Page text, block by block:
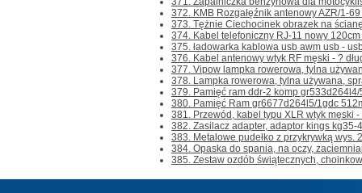
372. KMB Rozgałęźnik antenowy AZR/1-
373. Tężnie Ciechocinek obrazek na
374. Kabel telefoniczny RJ-11 nowy
375. ładowarka kablowa usb awm usb -
376. Kabel antenowy wtyk RF męski - ?
377. Vipow lampka rowerowa, tylna
378. Lampka rowerowa, tylna używana,
379. Pamięć ram ddr-2 komp
380. Pamięć Ram gr6677d264l5/1gdc
381. Przewód, kabel typu XLR wtyk męski
382. Zasilacz adapter, adaptor kings kg35-
383. Metalowe pudełko z przykrywką wys.
384. Opaska do spania, na oczy,
385. Zestaw ozdób świątecznych,